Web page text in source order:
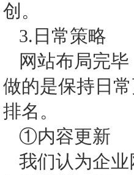
创。
3.日常策略
网站布局完
做的是保持日
排名。
①内容更新
我们认为企